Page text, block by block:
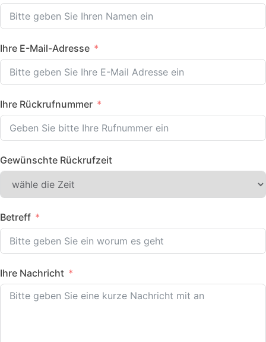
Ihre E-Mail-Adresse
Ihre Rückrufnummer
Gewünschte Rückrufzeit
Betreff
Ihre Nachricht